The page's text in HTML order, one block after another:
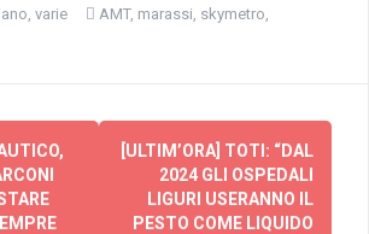
varie AMT, marassi skymetro
[ULTIM’ORA] TOTI: “DAL
2024 GLI OSPEDALI
LIGURI USERANNO IL
PESTO COME LIQUIDO